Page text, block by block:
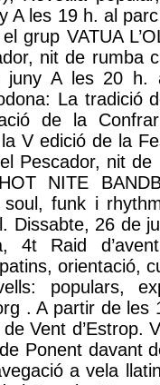
A les 19 h. al
grup VATUA
nit de rumba
juny A les 20 h.
La tradició
de la
V edició de la
Pescador, nit
NITE
funk i
Dissabte, 26 de
4t Raid
orientació,
populars,
. A partir de les
Vent d’Estrop.
Ponent davant
a vela